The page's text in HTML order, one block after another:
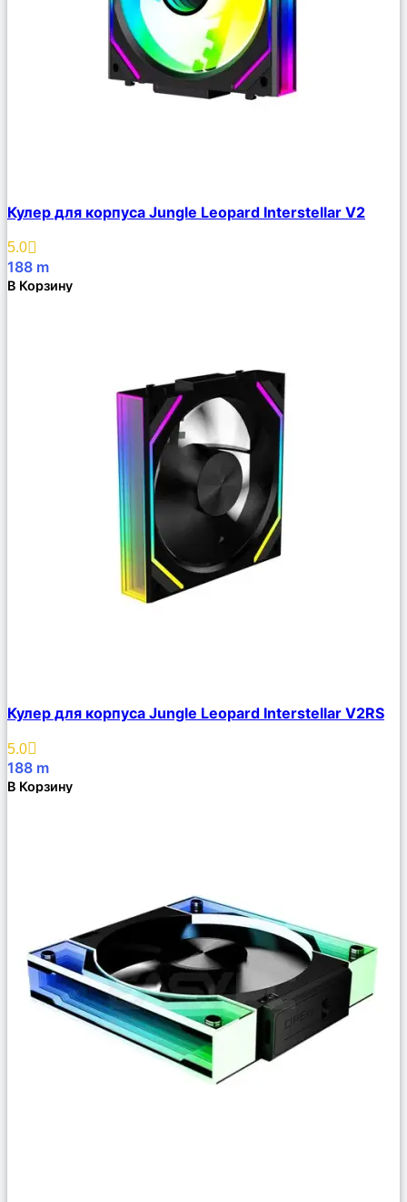
Описание
Избранное
Кулер для корпуса Jungle Leopard Interstellar V2
5.0
188 m
В Корзину
Описание
Избранное
Кулер для корпуса Jungle Leopard Interstellar V2RS
5.0
188 m
В Корзину